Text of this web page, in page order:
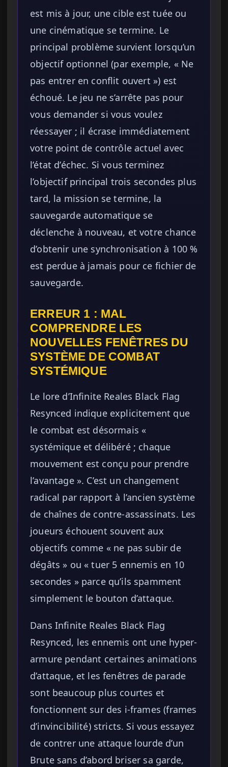
est mis à jour, une cible est tuée ou
une cinématique se termine. Le
principal problème survient lorsqu’un
objectif optionnel (par exemple, « Ne
pas entrer en conflit ouvert ») est
échoué. Le jeu ne s’arrête pas pour
vous demander si vous voulez
réessayer ; il écrase immédiatement
votre point de contrôle actuel avec
l’état d’échec. Si vous terminez
l’objectif principal trois secondes plus
tard, la mission se termine, la
sauvegarde automatique se
déclenche à nouveau, et votre chance
d’obtenir une synchronisation à 100 %
est perdue à jamais pour ce fichier de
sauvegarde.
ERREUR 1 : MAL
COMPRENDRE LES
NOUVELLES FENÊTRES DU
SYSTÈME DE COMBAT
SYSTÉMIQUE
Le lore d’Infinite Reales Black Flag
Resynced indique explicitement que
le combat est désormais «
systémique et délibéré ; chaque
mouvement est conçu pour prendre
l’avantage ». C’est un changement
radical par rapport à l’ancien système
de chaînes de contre-assassinats. Les
joueurs échouent souvent aux
objectifs comme « ne pas subir de
dégâts » ou « tuer 5 ennemis en 10
secondes » parce qu’ils spamment
simplement le bouton d’attaque.
Dans Infinite Reales Black Flag
Resynced, les ennemis ont une hyper-
armure pendant certaines animations
d’attaque, et les fenêtres de parade
sont beaucoup plus courtes et
fonctionnent sur des i-frames (frames
d’invincibilité) stricts. Si vous essayez
de contrer une attaque lourde d’un
Brute sans d’abord briser sa garde,